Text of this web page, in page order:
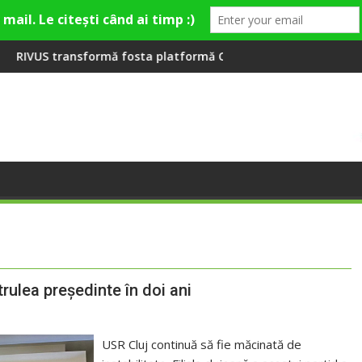
la Fashion Village
fosta platformă Carbochim într-un nou centru cultural și de
Când luna devine o
președinte în doi ani
USR Cluj continuă să fie măcinată de